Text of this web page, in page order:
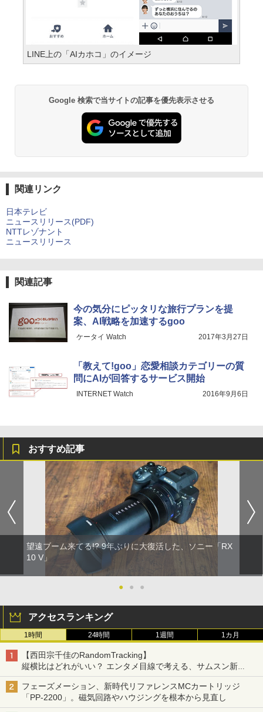
LINE上の「AIカホコ」のイメージ
Google 検索で当サイトの記事を優先表示させる
関連リンク
日本テレビ
ニュースリリース(PDF)
NTTレゾナント
ニュースリリース
関連記事
今の気分にピッタリな旅行プランを提
案、AI戦略を加速するgoo
ケータイ Watch 2017年3月27日
「教えて!goo」恋愛相談カテゴリーの質
問にAIが回答するサービス開始
INTERNET Watch 2016年9月6日
おすすめ記事
望遠ブーム来てる!? 9年ぶりに大復活した、ソニー「RX
10 V」
● ● ●
アクセスランキング
1時間 24時間 1週間 1カ月
【西田宗千佳のRandomTracking】
縦横比はどれがいい？ エンタメ目線で考える、サムスン新
「Galaxy Z Fold」
フェーズメーション、新時代リファレンスMCカートリッジ
「PP-2200」。磁気回路やハウジングを根本から見直し